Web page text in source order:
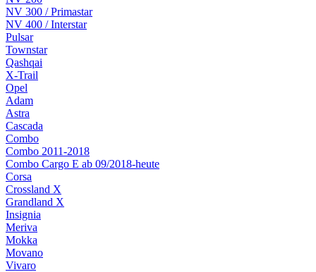
NV 300 / Primastar
NV 400 / Interstar
Pulsar
Townstar
Qashqai
X-Trail
Opel
Adam
Astra
Cascada
Combo
Combo 2011-2018
Combo Cargo E ab 09/2018-heute
Corsa
Crossland X
Grandland X
Insignia
Meriva
Mokka
Movano
Vivaro